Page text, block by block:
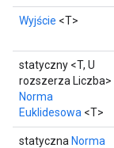
Wyjście <T>
statyczny <T, U
rozszerza Liczba>
Norma
Euklidesowa <T>
statyczna Norma